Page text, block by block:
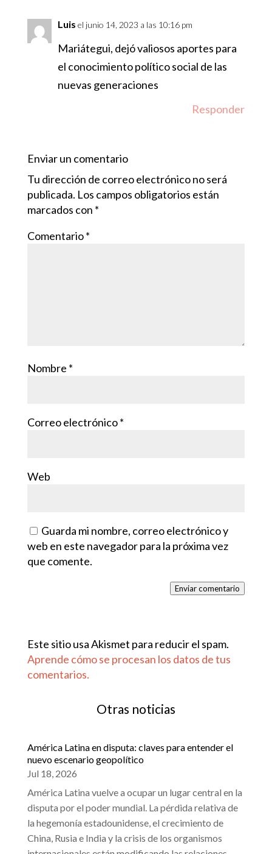
Luis el junio 14, 2023 a las 10:16 pm
Mariátegui, dejó valiosos aportes para
el conocimiento político social de las
nuevas generaciones
Responder
Enviar un comentario
Tu dirección de correo electrónico no será
publicada. Los campos obligatorios están
marcados con *
Comentario*
Nombre *
Correo electrónico*
Web
Guarda mi nombre, correo electrónico y
web en este navegador para la próxima vez
que comente.
Enviar comentario
Este sitio usa Akismet para reducir el spam.
Aprende cómo se procesan los datos de tus
comentarios.
Otras noticias
América Latina en disputa: claves para entender el
nuevo escenario geopolítico
Jul 18, 2026
América Latina vuelve a ocupar un lugar central en la
disputa por el poder mundial. La pérdida relativa de
la hegemonía estadounidense, el crecimiento de
China, Rusia e India y la crisis de los organismos